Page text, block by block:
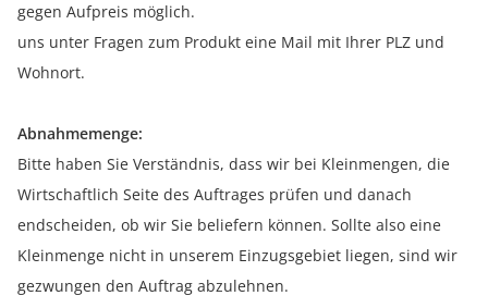
gegen Aufpreis möglich.
uns unter Fragen zum Produkt eine Mail mit Ihrer PLZ und
Wohnort.
Abnahmemenge:
Bitte haben Sie Verständnis, dass wir bei Kleinmengen, die
Wirtschaftlich Seite des Auftrages prüfen und danach
endscheiden, ob wir Sie beliefern können. Sollte also eine
Kleinmenge nicht in unserem Einzugsgebiet liegen, sind wir
gezwungen den Auftrag abzulehnen.